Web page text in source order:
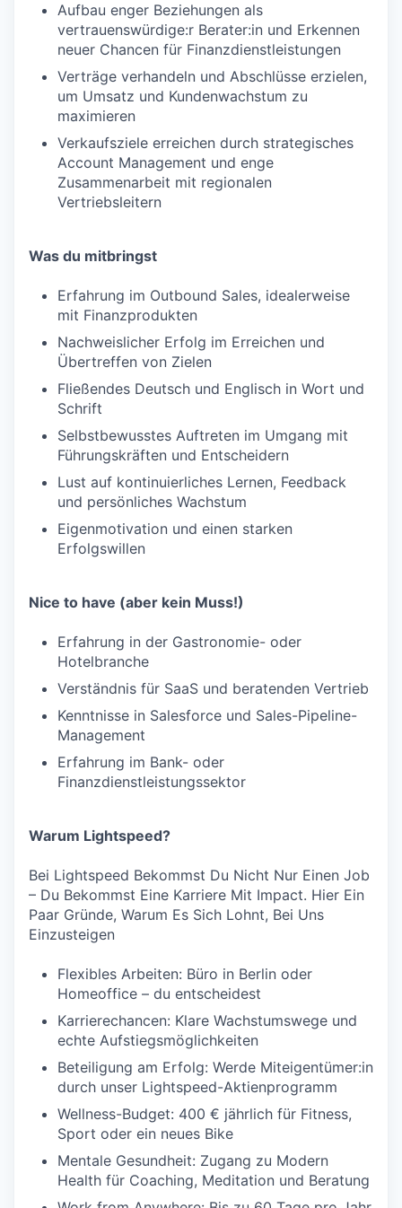
Aufbau enger Beziehungen als
vertrauenswürdige:r Berater:in und Erkennen
neuer Chancen für Finanzdienstleistungen
Verträge verhandeln und Abschlüsse erzielen,
um Umsatz und Kundenwachstum zu
maximieren
Verkaufsziele erreichen durch strategisches
Account Management und enge
Zusammenarbeit mit regionalen
Vertriebsleitern
Was du mitbringst
Erfahrung im Outbound Sales, idealerweise
mit Finanzprodukten
Nachweislicher Erfolg im Erreichen und
Übertreffen von Zielen
Fließendes Deutsch und Englisch in Wort und
Schrift
Selbstbewusstes Auftreten im Umgang mit
Führungskräften und Entscheidern
Lust auf kontinuierliches Lernen, Feedback
und persönliches Wachstum
Eigenmotivation und einen starken
Erfolgswillen
Nice to have (aber kein Muss!)
Erfahrung in der Gastronomie- oder
Hotelbranche
Verständnis für SaaS und beratenden Vertrieb
Kenntnisse in Salesforce und Sales-Pipeline-
Management
Erfahrung im Bank- oder
Finanzdienstleistungssektor
Warum Lightspeed?
Bei Lightspeed Bekommst Du Nicht Nur Einen Job
– Du Bekommst Eine Karriere Mit Impact. Hier Ein
Paar Gründe, Warum Es Sich Lohnt, Bei Uns
Einzusteigen
Flexibles Arbeiten: Büro in Berlin oder
Homeoffice – du entscheidest
Karrierechancen: Klare Wachstumswege und
echte Aufstiegsmöglichkeiten
Beteiligung am Erfolg: Werde Miteigentümer:in
durch unser Lightspeed-Aktienprogramm
Wellness-Budget: 400 € jährlich für Fitness,
Sport oder ein neues Bike
Mentale Gesundheit: Zugang zu Modern
Health für Coaching, Meditation und Beratung